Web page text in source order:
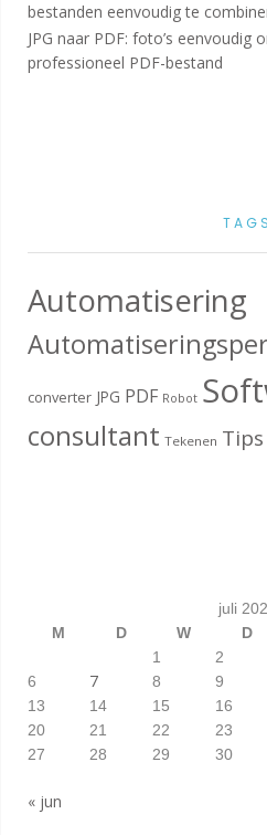
bestanden eenvoudig te
JPG naar PDF: foto’s eenvoudig
professioneel PDF-bestand
TAGS
Automatisering
converter JPG PDF Robot
consultant Tekenen Tips
juli
M
D W D
1
2
6
7 8 9
13
14 15 16
20
21 22 23
27
28 29 30
« jun